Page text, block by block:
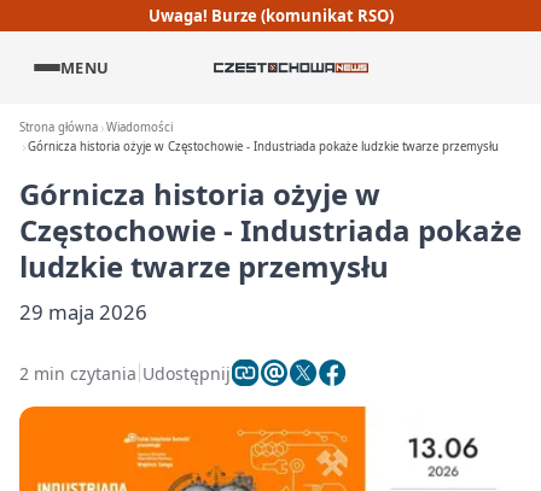
Uwaga! Burze (komunikat RSO)
MENU
Strona główna Wiadomości
Górnicza historia ożyje w Częstochowie - Industriada pokaże ludzkie twarze przemysłu
Górnicza historia ożyje w
Częstochowie - Industriada pokaże
ludzkie twarze przemysłu
29 maja 2026
2 min czytania Udostępnij